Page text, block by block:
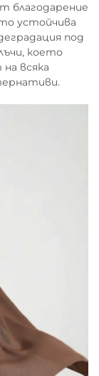
благодарение
устойчива
под
което
всяка